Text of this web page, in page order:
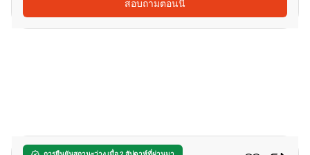
สอบถามตอนนี้